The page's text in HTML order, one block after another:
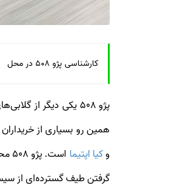
کارشناسی پژو 508 در محل
همین رو بسیاری از خریداران
وکیا اپتیما است. پژو 508 محصول سال 2011 است که در سال 2015 فیس‌لیفت شد و سرانجام مدل 2016 این خودرو جذاب برای نخستین‌بار به ایران آمد. مجموعه
گرفتن طیف گسترده‌ای از سیستم‌های فنی و داخلی پژو 508، این امکان را برای